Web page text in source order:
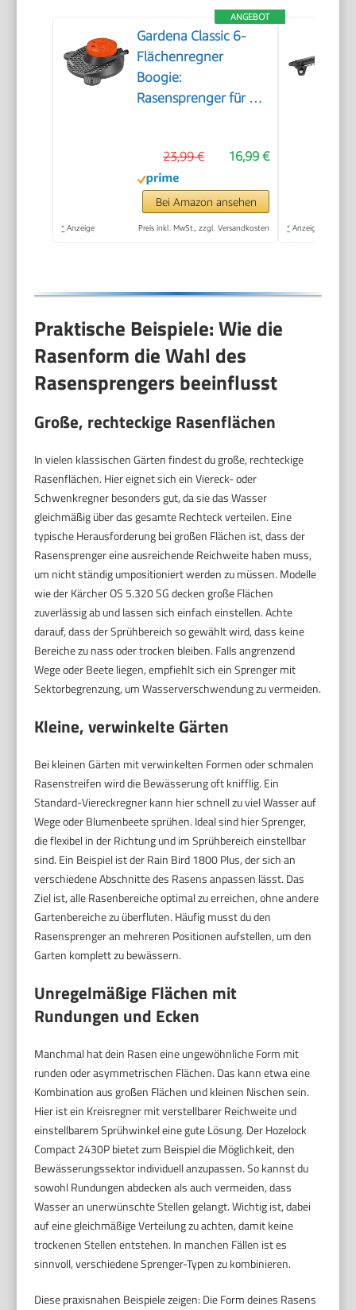
ANGEBOT
Gardena Classic 6-
Flächenregner
Boogie:
Rasensprenger für 6
Halbkreis, Quadrat,
Rechteck, Ellipse,
Punktstrahl), einfache
Bedienung, sicherer
16,99 €
23,99 €
Bei Amazon ansehen
* Anzeige Preis inkl. MwSt., zzgl. Versandkosten * Anzeige
Praktische Beispiele: Wie die
Rasenform die Wahl des
Rasensprengers beeinflusst
Große, rechteckige Rasenflächen
In vielen klassischen Gärten findest du große, rechteckige
Rasenflächen. Hier eignet sich ein Viereck- oder
Schwenkregner besonders gut, da sie das Wasser
gleichmäßig über das gesamte Rechteck verteilen. Eine
typische Herausforderung bei großen Flächen ist, dass der
Rasensprenger eine ausreichende Reichweite haben muss,
um nicht ständig umpositioniert werden zu müssen. Modelle
wie der Kärcher OS 5.320 SG decken große Flächen
zuverlässig ab und lassen sich einfach einstellen. Achte
darauf, dass der Sprühbereich so gewählt wird, dass keine
Bereiche zu nass oder trocken bleiben. Falls angrenzend
Wege oder Beete liegen, empfiehlt sich ein Sprenger mit
Sektorbegrenzung, um Wasserverschwendung zu vermeiden.
Kleine, verwinkelte Gärten
Bei kleinen Gärten mit verwinkelten Formen oder schmalen
Rasenstreifen wird die Bewässerung oft knifflig. Ein
Standard-Viereckregner kann hier schnell zu viel Wasser auf
Wege oder Blumenbeete sprühen. Ideal sind hier Sprenger,
die flexibel in der Richtung und im Sprühbereich einstellbar
sind. Ein Beispiel ist der Rain Bird 1800 Plus, der sich an
verschiedene Abschnitte des Rasens anpassen lässt. Das
Ziel ist, alle Rasenbereiche optimal zu erreichen, ohne andere
Gartenbereiche zu überfluten. Häufig musst du den
Rasensprenger an mehreren Positionen aufstellen, um den
Garten komplett zu bewässern.
Unregelmäßige Flächen mit
Rundungen und Ecken
Manchmal hat dein Rasen eine ungewöhnliche Form mit
runden oder asymmetrischen Flächen. Das kann etwa eine
Kombination aus großen Flächen und kleinen Nischen sein.
Hier ist ein Kreisregner mit verstellbarer Reichweite und
einstellbarem Sprühwinkel eine gute Lösung. Der Hozelock
Compact 2430P bietet zum Beispiel die Möglichkeit, den
Bewässerungssektor individuell anzupassen. So kannst du
sowohl Rundungen abdecken als auch vermeiden, dass
Wasser an unerwünschte Stellen gelangt. Wichtig ist, dabei
auf eine gleichmäßige Verteilung zu achten, damit keine
trockenen Stellen entstehen. In manchen Fällen ist es
sinnvoll, verschiedene Sprenger-Typen zu kombinieren.
Diese praxisnahen Beispiele zeigen: Die Form deines Rasens